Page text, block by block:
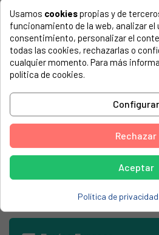
letras.
Válvula olla Decor Olympic
DECOR, OLYMPIC
UFESA, OL7321
Usamos cookiespropias y de
funcionamiento de la web, analizar el
consentimiento, personalizar el
todas las cookies, rechazarlas o
cualquier momento. Para más
política de cookies.
Configurar
Rechazar
Aceptar
Política de